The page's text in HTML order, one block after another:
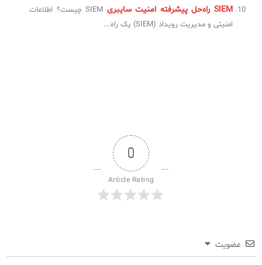
SIEM راه‌حل پیشرفته امنیت سایبری
SIEM چیست؟ اطلاعات
امنیتی و مدیریت رویداد (SIEM) یک راه...
0
Article Rating
عضویت